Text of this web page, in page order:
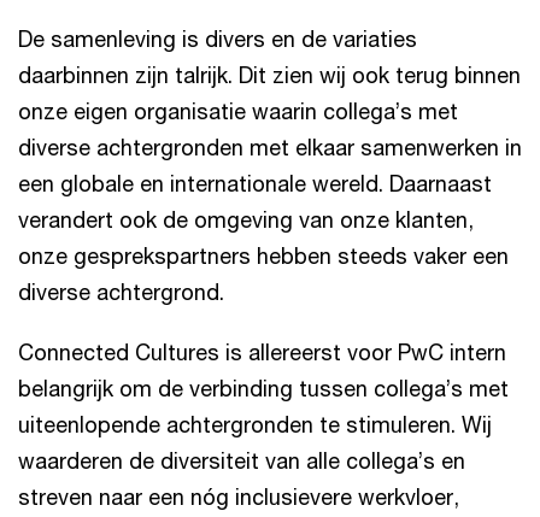
De samenleving is divers en de variaties
daarbinnen zijn talrijk. Dit zien wij ook terug binnen
onze eigen organisatie waarin collega’s met
diverse achtergronden met elkaar samenwerken in
een globale en internationale wereld. Daarnaast
verandert ook de omgeving van onze klanten,
onze gesprekspartners hebben steeds vaker een
diverse achtergrond.
Connected Cultures is allereerst voor PwC intern
belangrijk om de verbinding tussen collega’s met
uiteenlopende achtergronden te stimuleren. Wij
waarderen de diversiteit van alle collega’s en
streven naar een nóg inclusievere werkvloer,